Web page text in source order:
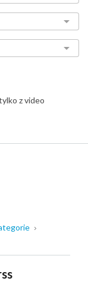
z video